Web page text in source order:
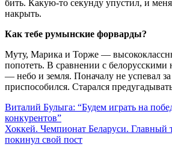
бить. Какую-то секунду упустил, и
накрыть.
Как тебе румынские форварды?
Муту, Марика и Торже —
попотеть. В сравнении с
— небо и земля. Поначалу не успевал
приспособился. Старался
Навигация
по
записям
Виталий Булыга: “Будем играть на
конкурентов”
Хоккей. Чемпионат Беларуси. Главный
покинул свой пост